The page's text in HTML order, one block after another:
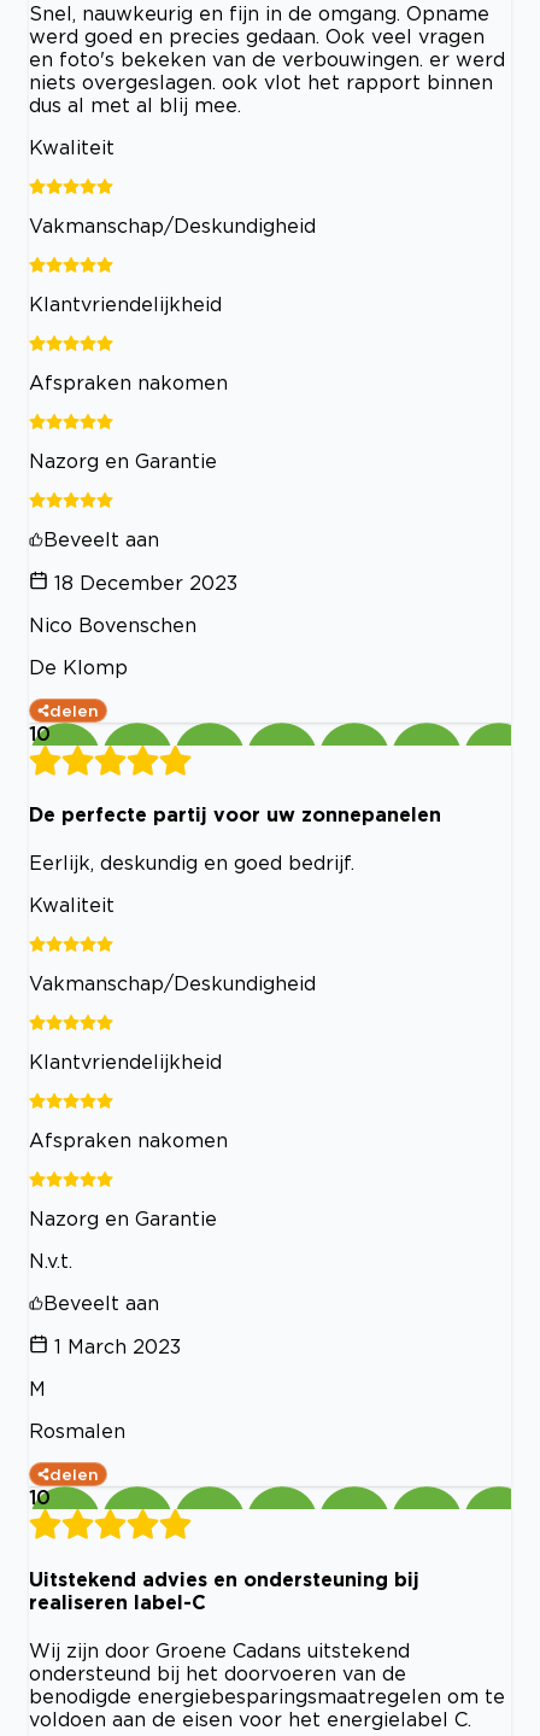
Snel, nauwkeurig en fijn in de omgang. Opname
werd goed en precies gedaan. Ook veel vragen
en foto's bekeken van de verbouwingen. er werd
niets overgeslagen. ook vlot het rapport binnen
dus al met al blij mee.
Kwaliteit
Vakmanschap/Deskundigheid
Klantvriendelijkheid
Afspraken nakomen
Nazorg en Garantie
Beveelt aan
18 December 2023
Nico Bovenschen
De Klomp
delen
10
De perfecte partij voor uw zonnepanelen
Eerlijk, deskundig en goed bedrijf.
Kwaliteit
Vakmanschap/Deskundigheid
Klantvriendelijkheid
Afspraken nakomen
Nazorg en Garantie
N.v.t.
Beveelt aan
1 March 2023
M
Rosmalen
delen
10
Uitstekend advies en ondersteuning bij
realiseren label-C
Wij zijn door Groene Cadans uitstekend
ondersteund bij het doorvoeren van de
benodigde energiebesparingsmaatregelen om te
voldoen aan de eisen voor het energielabel C.